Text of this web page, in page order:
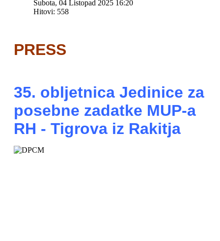
Subota, 04 Listopad 2025 16:20
Hitovi: 558
PRESS
35. obljetnica Jedinice za
posebne zadatke MUP-a
RH - Tigrova iz Rakitja